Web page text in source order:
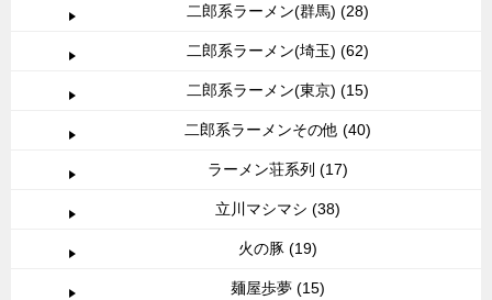
二郎系ラーメン(群馬) (28)
二郎系ラーメン(埼玉) (62)
二郎系ラーメン(東京) (15)
二郎系ラーメンその他 (40)
ラーメン荘系列 (17)
立川マシマシ (38)
火の豚 (19)
麺屋歩夢 (15)